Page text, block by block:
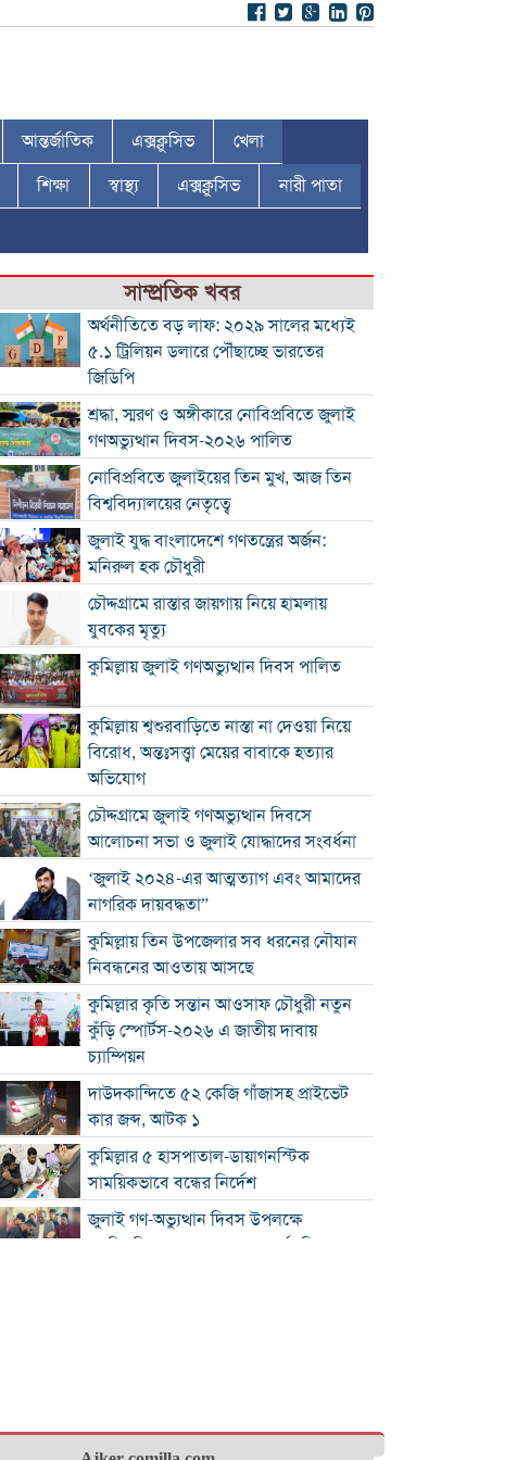
আন্তর্জাতিক এক্সক্লুসিভ খেলা
শিক্ষা স্বাস্থ্য এক্সক্লুসিভ নারী পাতা
সাম্প্রতিক খবর
অর্থনীতিতে বড় লাফ: ২০২৯ সালের মধ্যেই
৫.১ ট্রিলিয়ন ডলারে পৌঁছাচ্ছে ভারতের
জিডিপি
শ্রদ্ধা, স্মরণ ও অঙ্গীকারে নোবিপ্রবিতে জুলাই
গণঅভ্যুত্থান দিবস-২০২৬ পালিত
নোবিপ্রবিতে জুলাইয়ের তিন মুখ, আজ তিন
বিশ্ববিদ্যালয়ের নেতৃত্বে
জুলাই যুদ্ধ বাংলাদেশে গণতন্ত্রের অর্জন:
মনিরুল হক চৌধুরী
চৌদ্দগ্রামে রাস্তার জায়গায় নিয়ে হামলায়
যুবকের মৃত্যু
কুমিল্লায় জুলাই গণঅভ্যুত্থান দিবস পালিত
কুমিল্লায় শ্বশুরবাড়িতে নাস্তা না দেওয়া নিয়ে
বিরোধ, অন্তঃসত্ত্বা মেয়ের বাবাকে হত্যার
অভিযোগ
চৌদ্দগ্রামে জুলাই গণঅভ্যুত্থান দিবসে
আলোচনা সভা ও জুলাই যোদ্ধাদের সংবর্ধনা
‘জুলাই ২০২৪-এর আত্মত্যাগ এবং আমাদের
নাগরিক দায়বদ্ধতা”
কুমিল্লায় তিন উপজেলার সব ধরনের নৌযান
নিবন্ধনের আওতায় আসছে
কুমিল্লার কৃতি সন্তান আওসাফ চৌধুরী নতুন
কুঁড়ি স্পোর্টস-২০২৬ এ জাতীয় দাবায়
চ্যাম্পিয়ন
দাউদকান্দিতে ৫২ কেজি গাঁজাসহ প্রাইভেট
কার জব্দ, আটক ১
কুমিল্লার ৫ হাসপাতাল-ডায়াগনস্টিক
সাময়িকভাবে বন্ধের নির্দেশ
জুলাই গণ-অভ্যুত্থান দিবস উপলক্ষে